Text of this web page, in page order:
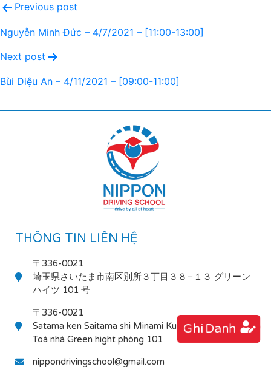
Previous post
Nguyễn Minh Đức – 4/7/2021 – [11:00-13:00]
Next post
Bùi Diệu An – 4/11/2021 – [09:00-11:00]
Ghi Danh
THÔNG TIN LIÊN HỆ
〒336-0021
埼玉県さいたま市南区別所３丁目３８−１３ グリーン
ハイツ 101 号
〒336-0021
Satama ken Saitama shi Minami Ku Bessho 3-38-13
Toà nhà Green hight phòng 101
nippondrivingschool@gmail.com